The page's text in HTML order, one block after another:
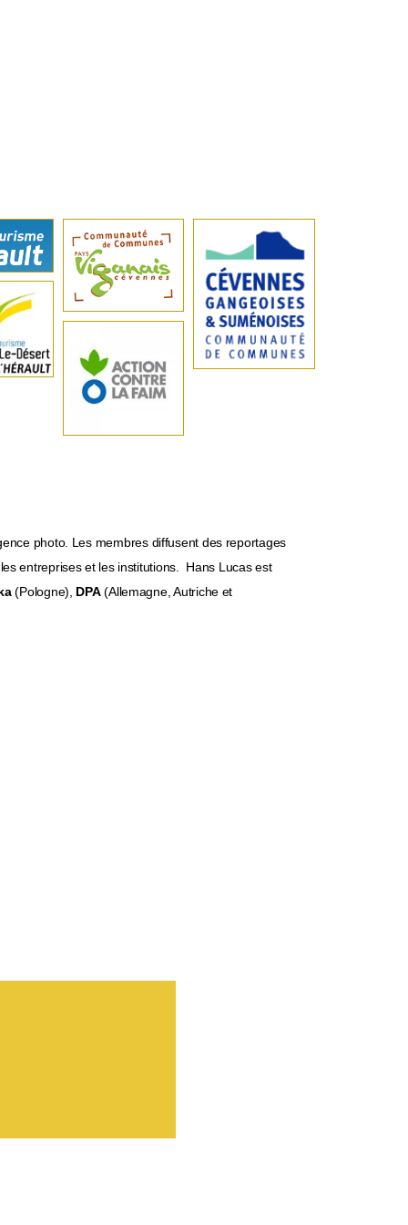
photo. Les membres diffusent des reportages
entreprises et les institutions. Hans Lucas est
(Pologne), DPA(Allemagne, Autriche et